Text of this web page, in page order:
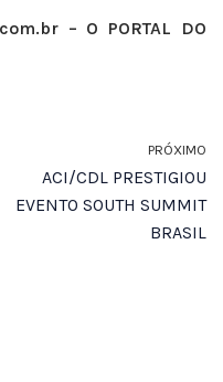
– O PORTAL DO
PRÓXIMO
ACI/CDL PRESTIGIOU
EVENTO SOUTH SUMMIT
BRASIL